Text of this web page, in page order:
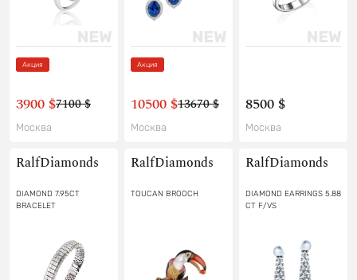
Акция
3900 $7100 $
Москва
Акция
10500 $13670 $
Москва
8500 $
Москва
RalfDiamonds
DIAMOND 7.95CT
BRACELET
RalfDiamonds
TOUCAN BROOCH
RalfDiamonds
DIAMOND EARRINGS 5.88
CT F/VS